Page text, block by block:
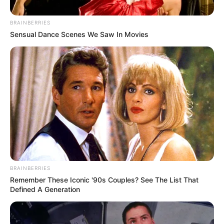
Instagarm
Miss universo Bogotá Sofía Botero
Por:Natalia Espitia Salazar
Junio 2, 2024
COMPARTIR
BRAINBERRIES
Sensual Dance Scenes We Saw In Movies
BRAINBERRIES
Remember These Iconic '90s Couples? See The List That
Defined A Generation